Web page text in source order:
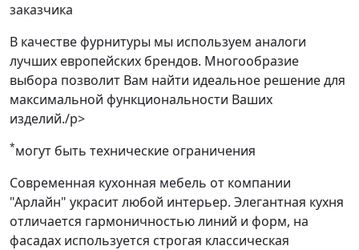
заказчика
В качестве фурнитуры мы используем аналоги
лучших европейских брендов. Многообразие
выбора позволит Вам найти идеальное решение для
максимальной функциональности Ваших
изделий./p>
*могут быть технические ограничения
Современная кухонная мебель от компании
"Арлайн" украсит любой интерьер. Элегантная кухня
отличается гармоничностью линий и форм, на
фасадах используется строгая классическая